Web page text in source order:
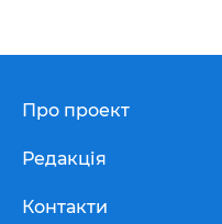
Про проект
Редакція
Контакти